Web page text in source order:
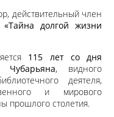
действительный член
«Тайна долгой жизни
115 лет со дня
, видного
деятеля,
и мирового
прошлого столетия.